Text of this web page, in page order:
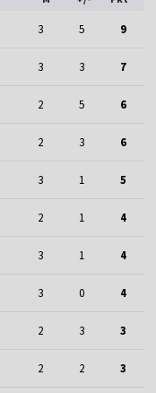
3 5 9
3 3 7
2 5 6
2 3 6
3 1 5
2 1 4
3 1 4
3 0 4
2 3 3
2 2 3